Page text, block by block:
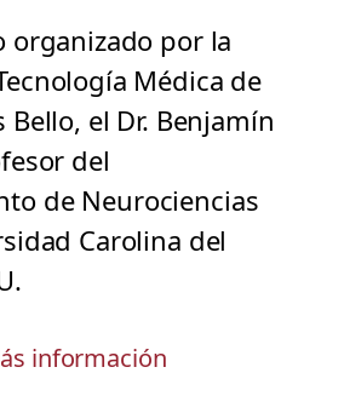
organizado por la
Médica de
Bello, el Dr. Benjamín
del
de Neurociencias
Carolina del
información